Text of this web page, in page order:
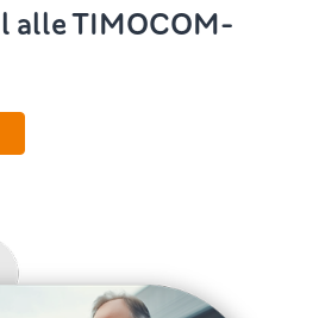
alle TIMOCOM-